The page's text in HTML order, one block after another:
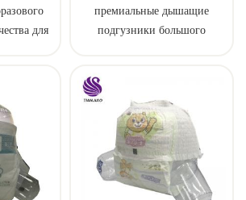
для
премиальные дышащие
подгузники большого